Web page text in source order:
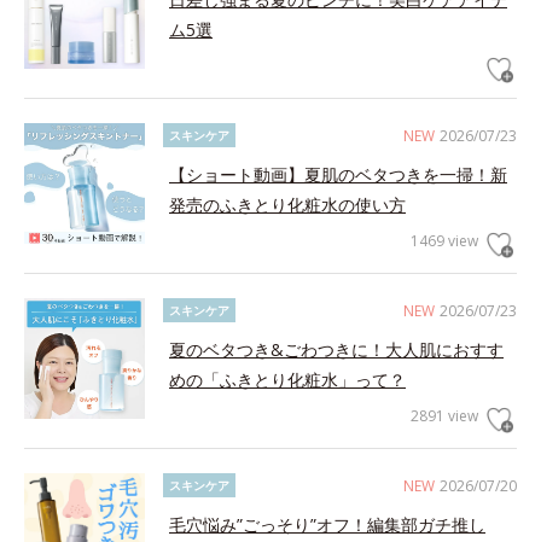
ム5選
NEW 2026/07/23
スキンケア
【ショート動画】夏肌のベタつきを一掃！新
発売のふきとり化粧水の使い方
1469 view
NEW 2026/07/23
スキンケア
夏のベタつき&ごわつきに！大人肌におすす
めの「ふきとり化粧水」って？
2891 view
NEW 2026/07/20
スキンケア
毛穴悩み”ごっそり”オフ！編集部ガチ推し